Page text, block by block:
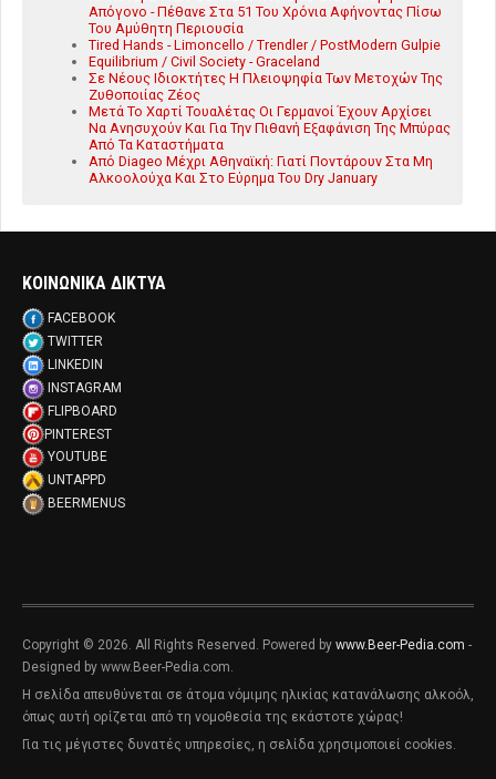
Απόγονο - Πέθανε Στα 51 Του Χρόνια Αφήνοντας Πίσω
Του Αμύθητη Περιουσία
Tired Hands - Limoncello / Trendler / PostModern Gulpie
Equilibrium / Civil Society - Graceland
Σε Νέους Ιδιοκτήτες Η Πλειοψηφία Των Μετοχών Της
Ζυθοποιίας Ζέος
Μετά Το Χαρτί Τουαλέτας Οι Γερμανοί Έχουν Αρχίσει
Να Ανησυχούν Και Για Την Πιθανή Εξαφάνιση Της Μπύρας
Από Τα Καταστήματα
Από Diageo Μέχρι Αθηναϊκή: Γιατί Ποντάρουν Στα Μη
Αλκοολούχα Και Στο Εύρημα Του Dry January
ΚΟΙΝΩΝΙΚΑ ΔΙΚΤΥΑ
FACEBOOK
TWITTER
LINKEDIN
INSTAGRAM
FLIPBOARD
PINTEREST
YOUTUBE
UNTAPPD
BEERMENUS
Copyright © 2026. All Rights Reserved. Powered by www.Beer-Pedia.com -
Designed by www.Beer-Pedia.com.
Η σελίδα απευθύνεται σε άτομα νόμιμης ηλικίας κατανάλωσης αλκοόλ,
όπως αυτή ορίζεται από τη νομοθεσία της εκάστοτε χώρας!
Για τις μέγιστες δυνατές υπηρεσίες, η σελίδα χρησιμοποιεί cookies.